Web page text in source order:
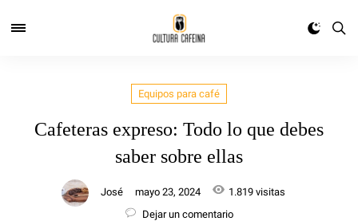
Equipos para café
Cafeteras expreso: Todo lo que debes
saber sobre ellas
José mayo 23, 2024
1.819 visitas
Dejar un comentario